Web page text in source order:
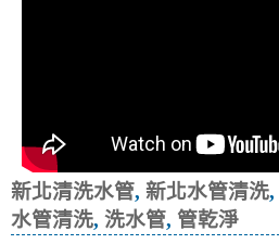
新北清洗水管, 新北水管清洗,
水管清洗, 洗水管, 管乾淨